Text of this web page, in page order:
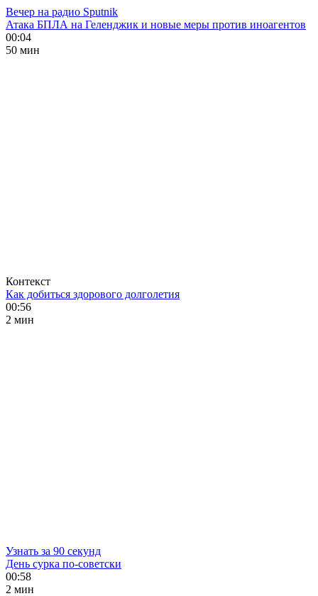
Вечер на радио Sputnik
Атака БПЛА на Геленджик и новые меры против иноагентов
00:04
50 мин
Контекст
Как добиться здорового долголетия
00:56
2 мин
Узнать за 90 секунд
День сурка по-советски
00:58
2 мин